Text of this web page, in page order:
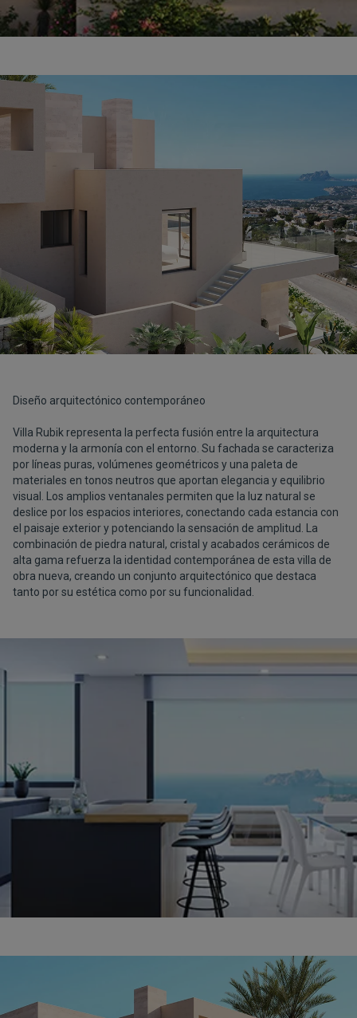
Diseño arquitectónico contemporáneo
Villa Rubik representa la perfecta fusión entre la arquitectura
moderna y la armonía con el entorno. Su fachada se caracteriza
por líneas puras, volúmenes geométricos y una paleta de
materiales en tonos neutros que aportan elegancia y equilibrio
visual. Los amplios ventanales permiten que la luz natural se
deslice por los espacios interiores, conectando cada estancia con
el paisaje exterior y potenciando la sensación de amplitud. La
combinación de piedra natural, cristal y acabados cerámicos de
alta gama refuerza la identidad contemporánea de esta villa de
obra nueva, creando un conjunto arquitectónico que destaca
tanto por su estética como por su funcionalidad.